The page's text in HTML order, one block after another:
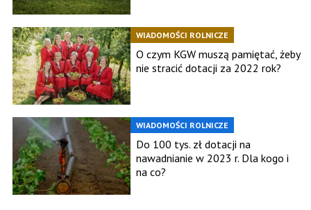
WIADOMOŚCI ROLNICZE
O czym KGW muszą pamiętać, żeby
nie stracić dotacji za 2022 rok?
WIADOMOŚCI ROLNICZE
Do 100 tys. zł dotacji na
nawadnianie w 2023 r. Dla kogo i
na co?